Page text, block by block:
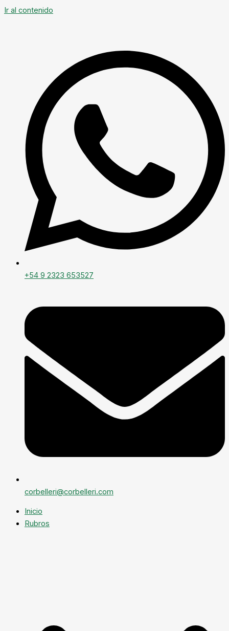
Ir al contenido
+54 9 2323 653527
corbelleri@corbelleri.com
Inicio
Rubros